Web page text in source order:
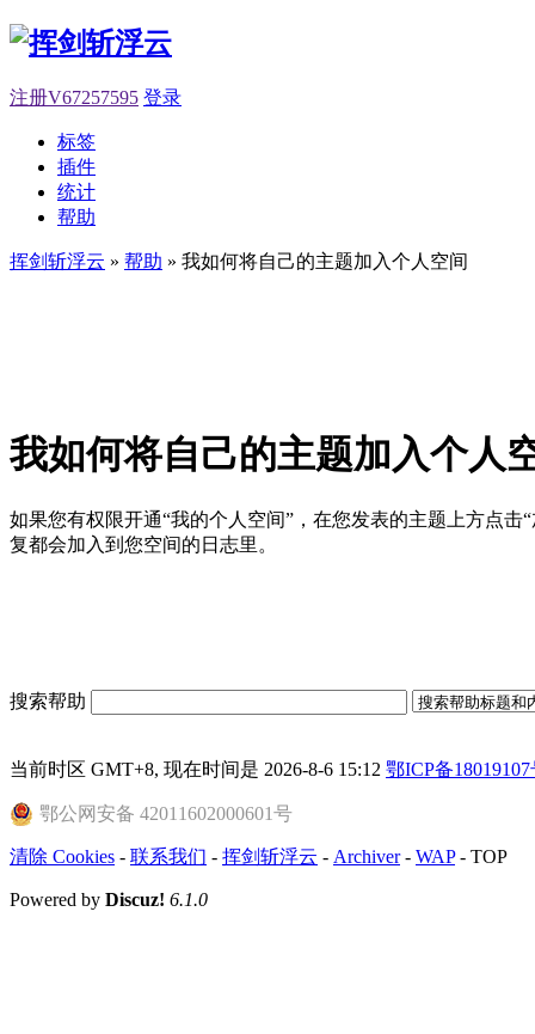
注册V67257595 登录
标签
插件
统计
帮助
挥剑斩浮云 » 帮助 » 我如何将自己的主题加入个人空间
我如何将自己的主题加入个人
如果您有权限开通“我的个人空间”，在您发表的主题上方点击
复都会加入到您空间的日志里。
搜索帮助
当前时区 GMT+8, 现在时间是 2026-8-6 15:12 鄂ICP备18019107
鄂公网安备 42011602000601号
清除 Cookies - 联系我们 - 挥剑斩浮云 - Archiver- WAP- TOP
Powered by Discuz! 6.1.0